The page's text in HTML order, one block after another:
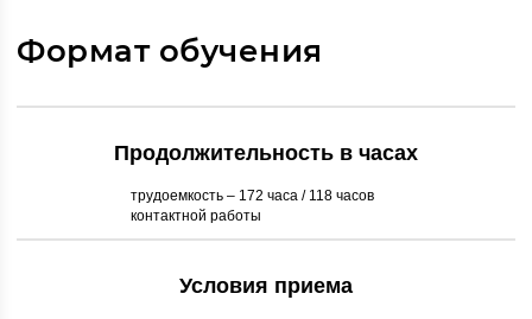
Формат обучения
Продолжительность в часах
трудоемкость – 172 часа / 118 часов
контактной работы
Условия приема